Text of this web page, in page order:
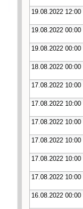
19.08.2022 12:00
19.08.2022 00:00
19.08.2022 00:00
18.08.2022 00:00
17.08.2022 10:00
17.08.2022 10:00
17.08.2022 10:00
17.08.2022 10:00
17.08.2022 10:00
17.08.2022 10:00
16.08.2022 00:00